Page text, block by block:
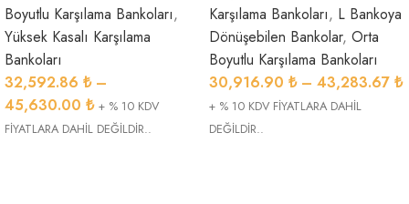
Boyutlu Karşılama Bankoları,
Yüksek Kasalı Karşılama
Bankoları
32,592.86 ₺ –
45,630.00 ₺ + % 10 KDV
FİYATLARA DAHİL DEĞİLDİR..
Karşılama Bankoları, L Bankoya
Dönüşebilen Bankolar, Orta
Boyutlu Karşılama Bankoları
30,916.90 ₺ – 43,283.67 ₺
+ % 10 KDV FİYATLARA DAHİL
DEĞİLDİR..